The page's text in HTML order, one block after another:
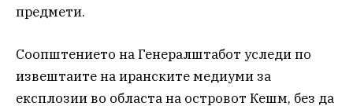
предмети.
Соопштението на Генералштабот уследи по
извештаите на иранските медиуми за
експлозии во областа на островот Кешм, без да